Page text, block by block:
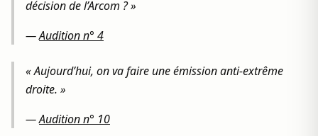
décision de l’Arcom ? »
—Audition n° 4
« Aujourd’hui, on va faire une émission anti-extrême
droite. »
—Audition n° 10